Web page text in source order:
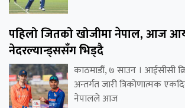
पहिलो जितको खोजीमा नेपाल, आज
नेदरल्यान्ड्ससँग भिड्दै
काठमाडौं, ७ साउन । आईसीसी
अन्तर्गत जारी त्रिकोणात्मक
नेपालले आज